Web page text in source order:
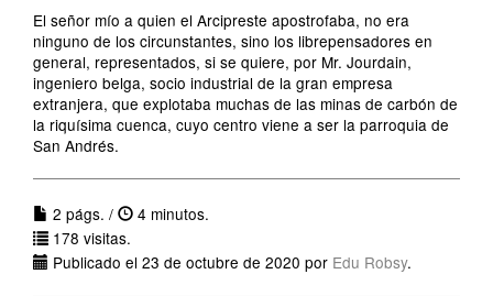
El señor mío a quien el Arcipreste apostrofaba, no era
ninguno de los circunstantes, sino los librepensadores en
general, representados, si se quiere, por Mr. Jourdain,
ingeniero belga, socio industrial de la gran empresa
extranjera, que explotaba muchas de las minas de carbón de
la riquísima cuenca, cuyo centro viene a ser la parroquia de
San Andrés.
2 págs. /
4 minutos.
178 visitas.
Publicado el 23 de octubre de 2020 por Edu Robsy.